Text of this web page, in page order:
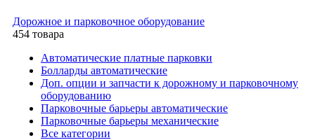
Дорожное и парковочное оборудование
454 товара
Автоматические платные парковки
Болларды автоматические
Доп. опции и запчасти к дорожному и парковочному
оборудованию
Парковочные барьеры автоматические
Парковочные барьеры механические
Все категории